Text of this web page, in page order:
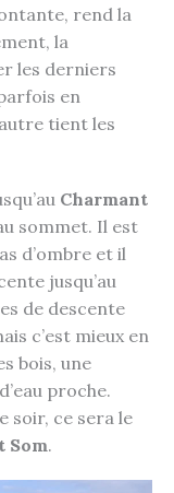
rend la
la
les derniers
en
tient les
Charmant
sommet. Il est
d’ombre et il
jusqu’au
de descente
c’est mieux en
bois, une
proche.
soir, ce sera le
Som.